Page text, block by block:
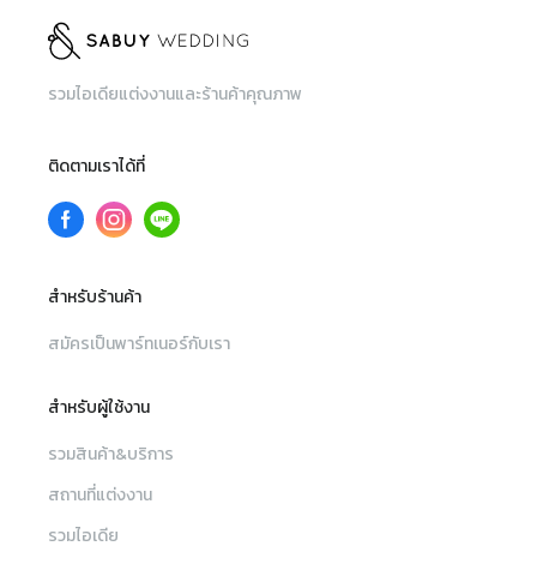
รวมไอเดียแต่งงานและร้านค้าคุณภาพ
ติดตามเราได้ที่
สำหรับร้านค้า
สมัครเป็นพาร์ทเนอร์กับเรา
สำหรับผู้ใช้งาน
รวมสินค้า&บริการ
สถานที่แต่งงาน
รวมไอเดีย